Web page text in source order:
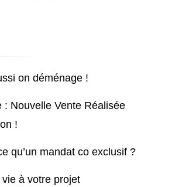
on déménage !
: Nouvelle Vente Réalisée
!
qu’un mandat co exclusif ?
à votre projet